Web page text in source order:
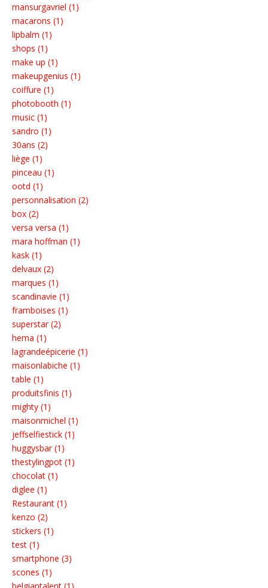
mansurgavriel (1)
macarons (1)
lipbalm (1)
shops (1)
make up (1)
makeupgenius (1)
coiffure (1)
photobooth (1)
music (1)
sandro (1)
30ans (2)
liège (1)
pinceau (1)
ootd (1)
personnalisation (2)
box (2)
versa versa (1)
mara hoffman (1)
kask (1)
delvaux (2)
marques (1)
scandinavie (1)
framboises (1)
superstar (2)
hema (1)
lagrandeépicerie (1)
maisonlabiche (1)
table (1)
produitsfinis (1)
mighty (1)
maisonmichel (1)
jeffselfiestick (1)
huggysbar (1)
thestylingpot (1)
chocolat (1)
diglee (1)
Restaurant (1)
kenzo (2)
stickers (1)
test (1)
smartphone (3)
scones (1)